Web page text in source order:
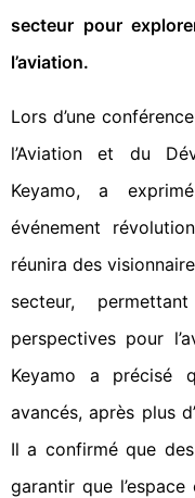
secteur pour
l’aviation.
Lors d’une
l’Aviation et du
Keyamo, a
événement
réunira des
secteur,
perspectives pour
Keyamo a précisé
avancés, après plus
Il a confirmé que
garantir que